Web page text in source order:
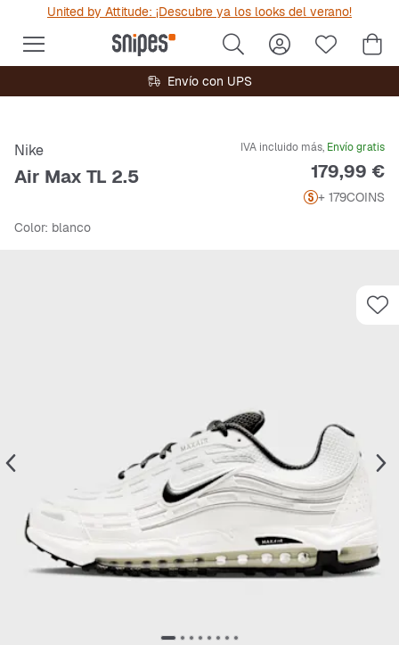
United by Attitude: ¡Descubre ya los looks del verano!
Envío con UPS
Nike
Air Max TL 2.5
IVA incluido más, Envío gratis
Precio
179,99 €
+ 179COINS
Color: blanco